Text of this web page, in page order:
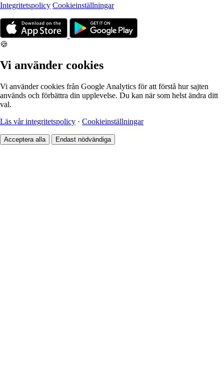
Integritetspolicy Cookieinställningar
🍪
Vi använder cookies
Vi använder cookies från Google Analytics för att förstå hur sajten
används och förbättra din upplevelse. Du kan när som helst ändra ditt
val.
Läs vår integritetspolicy · Cookieinställningar
Acceptera alla Endast nödvändiga